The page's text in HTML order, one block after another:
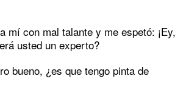
mí con mal talante y me espetó: ¡Ey,
usted un experto?
bueno, ¿es que tengo pinta de